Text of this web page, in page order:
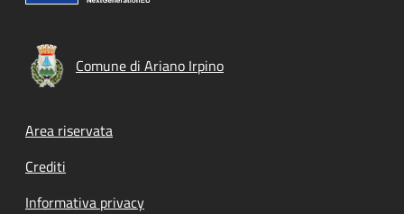
Comune di Ariano Irpino
Footer menu
Area riservata
Crediti
Informativa privacy